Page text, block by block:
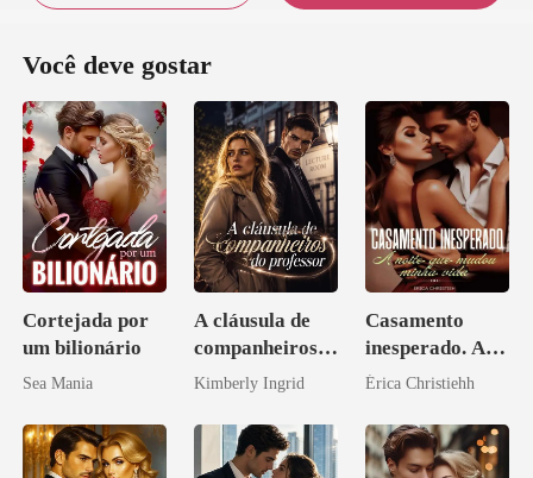
Você deve gostar
Cortejada por
um bilionário
Sea Mania
A cláusula de
companheiros
do professor
Kimberly Ingrid
Casamento
inesperado. A
noite que mudou
Érica Christiehh